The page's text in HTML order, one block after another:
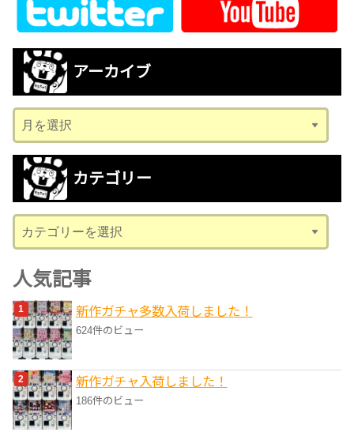
アーカイブ
ー
カ
ブ
カテゴリー
テ
ゴ
リ
ー
人気記事
新作ガチャ多数入荷しました！
624件のビュー
新作ガチャ入荷しました！
186件のビュー